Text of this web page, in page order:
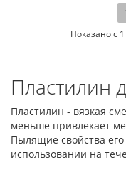
Показано с
Пластилин
Пластилин - вязкая
меньше привлекает
Пылящие свойства
использовании на